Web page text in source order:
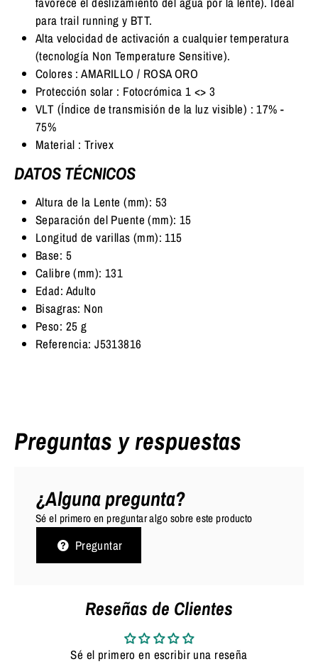
para trail running y BTT.
Alta velocidad de activación a cualquier temperatura
(tecnología Non Temperature Sensitive).
Colores : AMARILLO / ROSA ORO
Protección solar : Fotocrómica 1 <> 3
VLT (Índice de transmisión de la luz visible) : 17% -
75%
Material : Trivex
DATOS TÉCNICOS
Altura de la Lente (mm): 53
Separación del Puente (mm): 15
Longitud de varillas (mm): 115
Base: 5
Calibre (mm): 131
Edad: Adulto
Bisagras: Non
Peso: 25 g
Referencia: J5313816
Preguntas y respuestas
¿Alguna pregunta?
Sé el primero en preguntar algo sobre este producto
Preguntar
Reseñas de Clientes
Sé el primero en escribir una reseña